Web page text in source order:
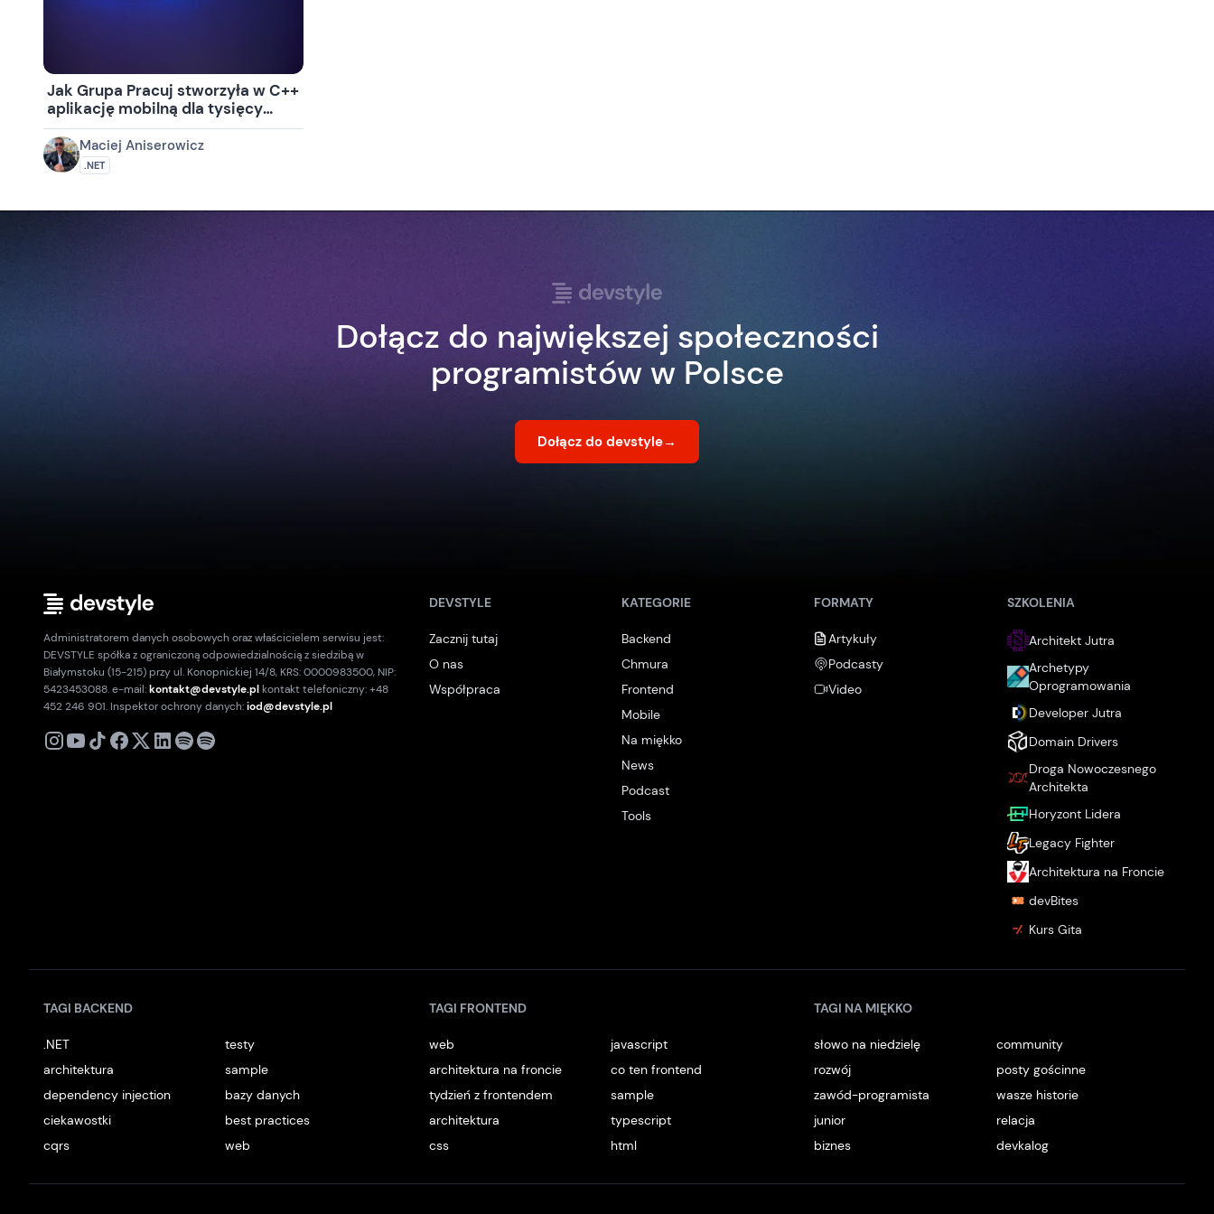
Jak Grupa Pracuj stworzyła w C++
aplikację mobilną dla tysięcy
użytkowników
Maciej Aniserowicz
.NET
Dołącz do największej społeczności
programistów w Polsce
Dołącz do devstyle→
Administratorem danych osobowych oraz właścicielem serwisu jest:
DEVSTYLE spółka z ograniczoną odpowiedzialnością z siedzibą w
Białymstoku (15-215) przy ul. Konopnickiej 14/8, KRS: 0000983500, NIP:
5423453088. e-mail:kontakt@devstyle.plkontakt telefoniczny: +48
452 246 901. Inspektor ochrony danych:iod@devstyle.pl
X
DEVSTYLE
Zacznij tutaj
O nas
Współpraca
KATEGORIE
Backend
Chmura
Frontend
Mobile
Na miękko
News
Podcast
Tools
FORMATY
Artykuły
Podcasty
Video
SZKOLENIA
Architekt Jutra
Archetypy
Oprogramowania
Developer Jutra
Domain Drivers
Droga Nowoczesnego
Architekta
Horyzont Lidera
Legacy Fighter
Architektura na Froncie
devBites
Kurs Gita
TAGI BACKEND
.NET
testy
architektura
sample
dependency injection
bazy danych
ciekawostki
best practices
cqrs
web
TAGI FRONTEND
web
javascript
architektura na froncie
co ten frontend
tydzień z frontendem
sample
architektura
typescript
css
html
TAGI NA MIĘKKO
słowo na niedzielę
community
rozwój
posty gościnne
zawód-programista
wasze historie
junior
relacja
biznes
devkalog